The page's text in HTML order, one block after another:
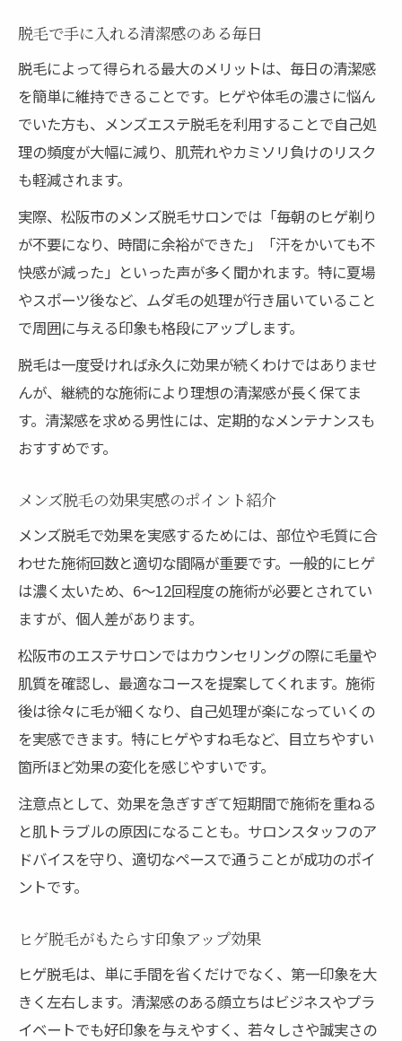
脱毛で手に入れる清潔感のある毎日
脱毛によって得られる最大のメリットは、毎日の清潔感
を簡単に維持できることです。ヒゲや体毛の濃さに悩ん
でいた方も、メンズエステ脱毛を利用することで自己処
理の頻度が大幅に減り、肌荒れやカミソリ負けのリスク
も軽減されます。
実際、松阪市のメンズ脱毛サロンでは「毎朝のヒゲ剃り
が不要になり、時間に余裕ができた」「汗をかいても不
快感が減った」といった声が多く聞かれます。特に夏場
やスポーツ後など、ムダ毛の処理が行き届いていること
で周囲に与える印象も格段にアップします。
脱毛は一度受ければ永久に効果が続くわけではありませ
んが、継続的な施術により理想の清潔感が長く保てま
す。清潔感を求める男性には、定期的なメンテナンスも
おすすめです。
メンズ脱毛の効果実感のポイント紹介
メンズ脱毛で効果を実感するためには、部位や毛質に合
わせた施術回数と適切な間隔が重要です。一般的にヒゲ
は濃く太いため、6～12回程度の施術が必要とされてい
ますが、個人差があります。
松阪市のエステサロンではカウンセリングの際に毛量や
肌質を確認し、最適なコースを提案してくれます。施術
後は徐々に毛が細くなり、自己処理が楽になっていくの
を実感できます。特にヒゲやすね毛など、目立ちやすい
箇所ほど効果の変化を感じやすいです。
注意点として、効果を急ぎすぎて短期間で施術を重ねる
と肌トラブルの原因になることも。サロンスタッフのア
ドバイスを守り、適切なペースで通うことが成功のポイ
ントです。
ヒゲ脱毛がもたらす印象アップ効果
ヒゲ脱毛は、単に手間を省くだけでなく、第一印象を大
きく左右します。清潔感のある顔立ちはビジネスやプラ
イベートでも好印象を与えやすく、若々しさや誠実さの